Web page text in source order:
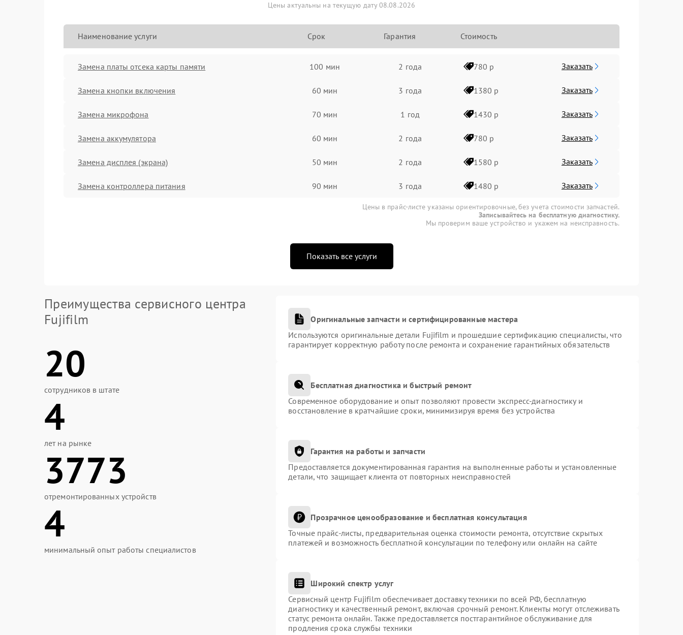
Цены актуальны на текущую дату 08.08.2026
Наименование услуги Срок Гарантия Стоимость
Замена платы отсека карты памяти 100 мин 2 года 780 р Заказать
Замена кнопки включения 60 мин 3 года 1380 р Заказать
Замена микрофона 70 мин 1 год 1430 р Заказать
Замена аккумулятора 60 мин 2 года 780 р Заказать
Замена дисплея (экрана) 50 мин 2 года 1580 р Заказать
Замена контроллера питания 90 мин 3 года 1480 р Заказать
Цены в прайс-листе указаны ориентировочные, без учета стоимости запчастей.
Записывайтесь на бесплатную диагностику.
Мы проверим ваше устройство и укажем на неисправность.
Показать все услуги
Преимущества сервисного центра
Fujifilm
20
сотрудников в штате
4
лет на рынке
3773
отремонтированных устройств
4
минимальный опыт работы специалистов
Оригинальные запчасти и сертифицированные мастера
Используются оригинальные детали Fujifilm и прошедшие сертификацию специалисты, что
гарантирует корректную работу после ремонта и сохранение гарантийных обязательств
Бесплатная диагностика и быстрый ремонт
Современное оборудование и опыт позволяют провести экспресс-диагностику и
восстановление в кратчайшие сроки, минимизируя время без устройства
Гарантия на работы и запчасти
Предоставляется документированная гарантия на выполненные работы и установленные
детали, что защищает клиента от повторных неисправностей
Прозрачное ценообразование и бесплатная консультация
Точные прайс-листы, предварительная оценка стоимости ремонта, отсутствие скрытых
платежей и возможность бесплатной консультации по телефону или онлайн на сайте
Широкий спектр услуг
Сервисный центр Fujifilm обеспечивает доставку техники по всей РФ, бесплатную
диагностику и качественный ремонт, включая срочный ремонт. Клиенты могут отслеживать
статус ремонта онлайн. Также предоставляется постгарантийное обслуживание для
продления срока службы техники